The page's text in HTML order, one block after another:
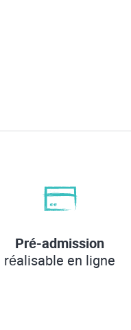
Pré-admission
réalisable en ligne